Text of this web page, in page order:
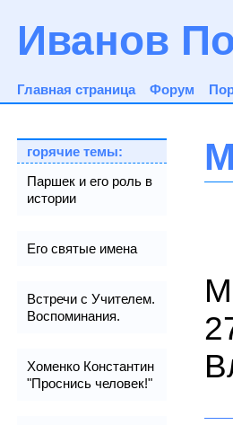
Иванов
Главная страница Форум
горячие темы:
Паршек и его роль в
истории
Его святые имена
Встречи с Учителем.
Воспоминания.
Хоменко Константин
"Проснись человек!"